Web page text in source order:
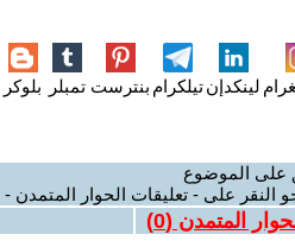
لينكدإنتيلكرام بنترست تمبلر بلوكر
على الموضوع
النقر على - تعليقات الحوار المتمدن -
المتمدن (0
)